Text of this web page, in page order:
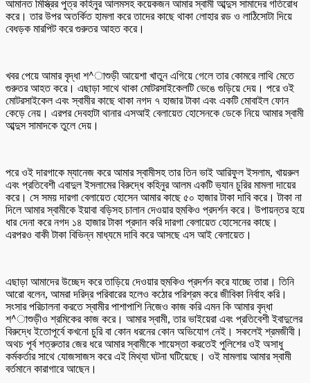
আমানত মিস্ত্রির পুত্র কহিনুর আলমসহ কয়েকজন আমার স্বামী আব্দুস সামাদের গতিরোধ
করে। তার উপর অতর্কিত হামলা করে তাদের কাছে থাকা লোহার রড ও লাঠিসোটা দিয়ে
বেধড়ক মারপিট করে গুরুতর আহত করে।
খবর পেয়ে আমার বৃদ্ধা শ^াশুড়ী আয়েশা খাতুন এগিয়ে গেলে তার কোমরে লাথি মেতে
গুরুতর আহত করে। এছাড়া সাথে থাকা মোটরসাইকেলটি ভেঙে গুড়িয়ে দেয়। পরে ওই
মোটরসাইকেল এবং স্বামীর কাছে থাকা নগদ ৭ হাজার টাকা এবং একটি মোবাইল ফোন
কেড়ে নেয়। এরপর দেবহাটা থানার এসআই বেলায়েত হোসেনকে ডেকে নিয়ে আমার স্বামী
আব্দুস সামাদকে তুলে দেয়।
পরে ওই দারগাকে ম্যানেজ করে আমার স্বামীসহ তার তিন ভাই আরিফুল ইসলাম, খায়রুল
এবং প্রতিবেশী এবাদুল ইসলামের বিরুদ্ধে কহিনুর আলম একটি ভ্যান চুরির মামলা দায়ের
করে। সে সময় দারগা বেলায়েত হোসেন আমার কাছে ৫০ হাজার টাকা দাবি করে। টাকা না
দিলে আমার স্বামীকে ইয়াবা বড়িসহ চালান দেওয়ার হুমকিও প্রদর্শন করে। উপায়ন্তর হয়ে
ধার দেনা করে নগদ ১৪ হাজার টাকা প্রদান করি দারগা বেলায়েত হোসেনের কাছে।
এরপরও বাকী টাকা বিভিন্ন মাধ্যমে দাবি করে আসছে এস আই বেলায়েত।
এছাড়া আমাদের উচ্ছেদ করে তাড়িয়ে দেওয়ার হুমকিও প্রদর্শন করে যাচ্ছে তারা। তিনি
আরো বলেন, আমরা দরিদ্র পরিবারের হলেও কঠোর পরিশ্রম করে জীবিকা নির্বাহ করি।
সংসার পরিচালনা করতে স্বামীর পাশাপাশি নিজেও কাজ করি এমন কি আমার বৃদ্ধা
শ^াশুড়ীও শ্রমিকের কাজ করে। আমার স্বামী, তার ভাইয়েরা এবং প্রতিবেশী ইবাদুলের
বিরুদ্ধে ইতোপূর্বে কখনো চুরি বা কোন ধরনের কোন অভিযোগ নেই। সকলেই শ্রমজীবী।
অথচ পূর্ব শত্রুতার জের ধরে আমার স্বামীকে শায়েস্তা করতেই পুলিশের ওই অসাধু
কর্মকর্তার সাথে যোজসাজস করে এই মিথ্যা ঘটনা ঘটিয়েছে। ওই মামলায় আমার স্বামী
বর্তমানে কারাগারে আছেন।